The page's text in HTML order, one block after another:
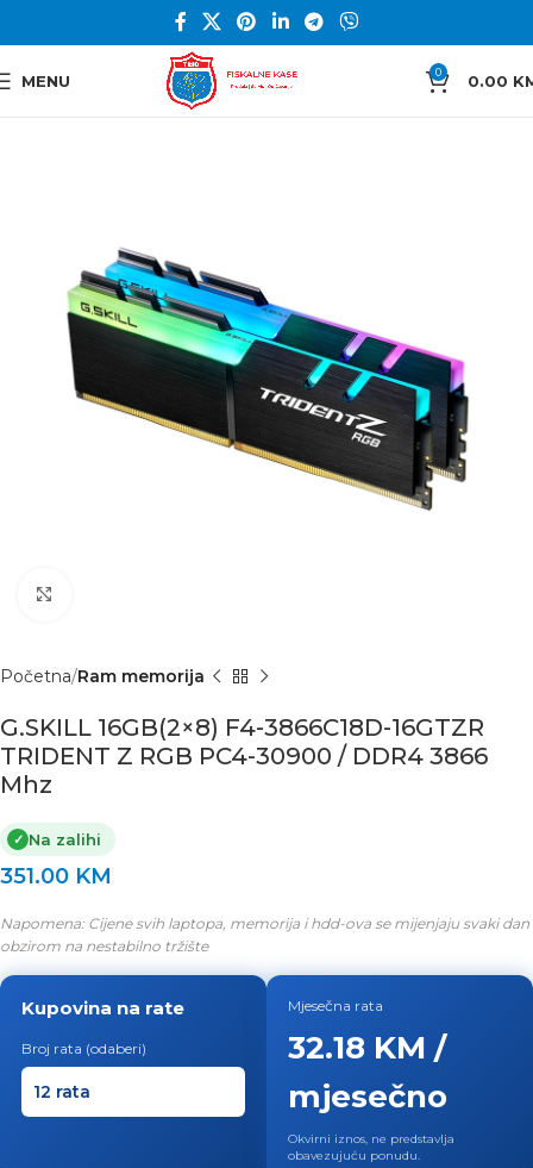
MENU 0 0.00
Početna Ram memorija
G.SKILL 16GB(2×8) F4-3866C18D-16GTZR
TRIDENT Z RGB PC4-30900 / DDR4 3866
Mhz
✓ Na zalihi
351.00 KM
Napomena: Cijene svih laptopa, memorija i hdd-ova se mijenjaju svaki dan
obzirom na nestabilno tržište
Kupovina na rate
Broj rata (odaberi)
Mjesečna rata
32.18 KM /
mjesečno
Okvirni iznos, ne predstavlja
obavezujuću ponudu.